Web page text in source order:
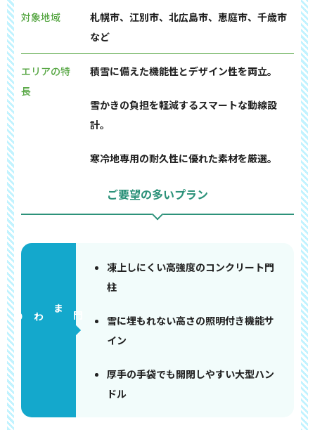
対象地域
札幌市、江別市、北広島市、恵庭市、千歳市
など
エリアの特
長
積雪に備えた機能性とデザイン性を両立。
雪かきの負担を軽減するスマートな動線設
計。
寒冷地専用の耐久性に優れた素材を厳選。
ご要望の多いプラン
門まわり
凍上しにくい高強度のコンクリート門
柱
雪に埋もれない高さの照明付き機能サ
イン
厚手の手袋でも開閉しやすい大型ハン
ドル